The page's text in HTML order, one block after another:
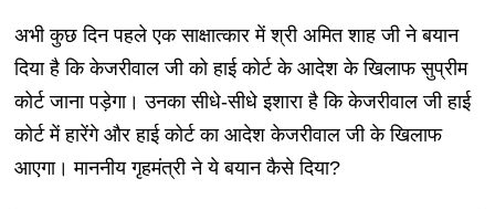
अभी कुछ दिन पहले एक साक्षात्कार में श्री अमित शाह जी ने बयान
दिया है कि केजरीवाल जी को हाई कोर्ट के आदेश के खिलाफ सुप्रीम
कोर्ट जाना पड़ेगा। उनका सीधे-सीधे इशारा है कि केजरीवाल जी हाई
कोर्ट में हारेंगे और हाई कोर्ट का आदेश केजरीवाल जी के खिलाफ
आएगा। माननीय गृहमंत्री ने ये बयान कैसे दिया?